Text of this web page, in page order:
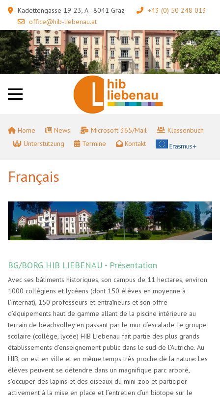
Kadettengasse 19-23, A - 8041 Graz
+43 (0) 50 248 013
office@hib-liebenau.at
Home News Microsoft 365/Mail
Klassenbuch
Unterstützung
Termine Kontakt
Français
BG/BORG HIB LIEBENAU - Présentation
Avec ses bâtiments historiques, son campus de 11 hectares, environ
1000 collégiens et lycéens (dont 150 élèves en moyenne à
l’internat), 150 professeurs et entraîneurs et son offre
d‘équipements haut de gamme allant de la piscine intérieure au
terrain de beachvolley en passant par le mur d‘escalade, le groupe
scolaire (collège, lycée) HIB Liebenau fait partie des plus grands
établissements d’enseignement public dans le sud de l’Autriche. Au
HIB, on est en ville et en même temps très proche de la nature: Les
élèves peuvent se détendre dans un magnifique parc arboré,
s’occuper des lapins et des oiseaux du mini-zoo et participer
activement à la mise en place et l’entretien d’un biotope sur le